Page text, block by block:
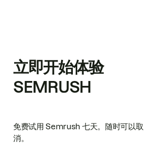
立即开始体验
SEMRUSH
免费试用 Semrush 七天。随时可以取
消。